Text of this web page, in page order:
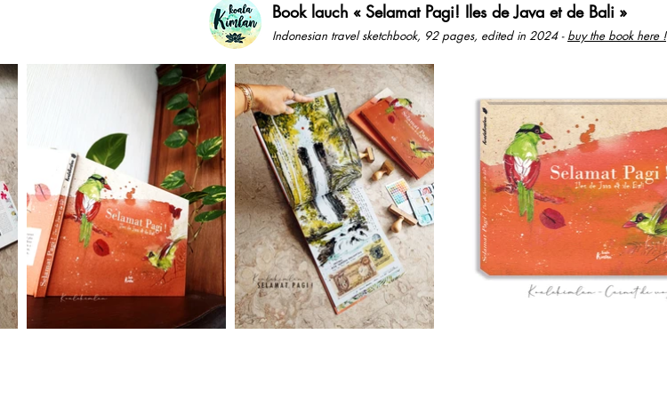
Book lauch « Selamat Pagi! Iles de Java et de Bali »
Indonesian travel sketchbook, 92 pages, edited in 2024 - buy the book here !